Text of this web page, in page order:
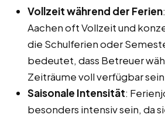
Vollzeit während der Ferien
Aachen oft Vollzeit und
die Schulferien oder
bedeutet, dass Betreuer
Zeiträume voll verfügbar
Saisonale Intensität:
besonders intensiv sein, da